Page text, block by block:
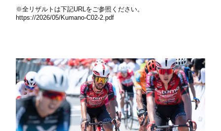
※全リザルトは下記URLをご参照ください。
https://2026/05/Kumano-C02-2.pdf